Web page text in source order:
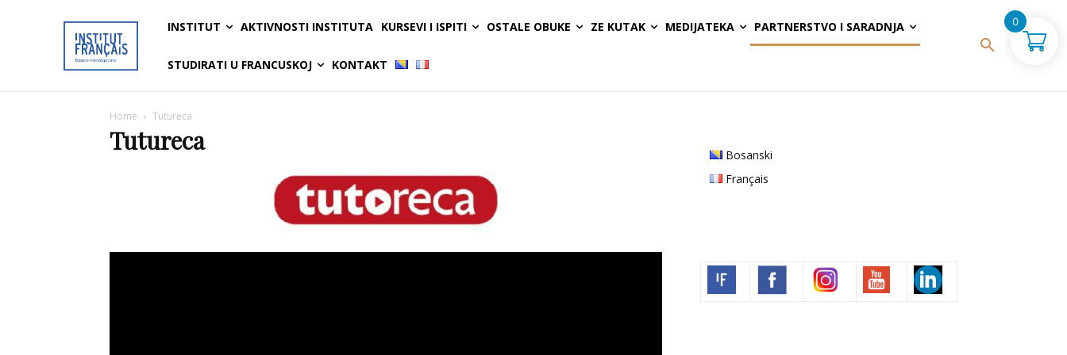
INSTITUT AKTIVNOSTI INSTITUTA KURSEVI I ISPITI OSTALE OBUKE ZE KUTAK MEDIJATEKA PARTNERSTVO I SARADNJA
STUDIRATI U FRANCUSKOJ KONTAKT
Home Tutureca
Tutureca
Bosanski
Français
0